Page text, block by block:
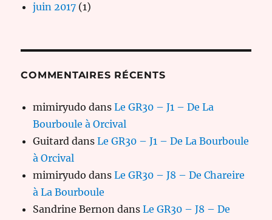
juin 2017 (1)
COMMENTAIRES RÉCENTS
mimiryudo dansLe GR30 – J1 – De La
Bourboule à Orcival
Guitard dansLe GR30 – J1 – De La Bourboule
à Orcival
mimiryudo dansLe GR30 – J8 – De Chareire
à La Bourboule
Sandrine Bernon dansLe GR30 – J8 – De